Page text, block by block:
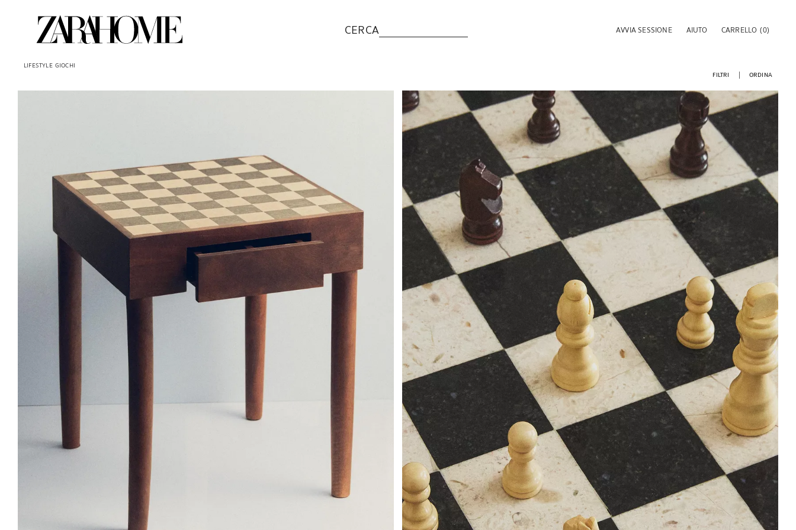
CERCA AVVIA SESSIONE AIUTO CARRELLO (0)
LIFESTYLE GIOCHI
FILTRI
ORDINA
Immagine cambiata in 1 di 7 Immagine cambiata in 1 di 5